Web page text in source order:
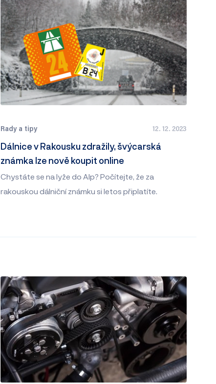
Rady a tipy 12. 12. 2023
Dálnice v Rakousku zdražily, švýcarská
známka lze nově koupit online
Chystáte se na lyže do Alp? Počítejte, že za
rakouskou dálniční známku si letos připlatíte.